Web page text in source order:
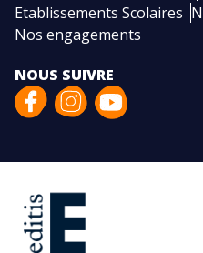
Etablissements Scolaires
Nos engagements
NOUS SUIVRE